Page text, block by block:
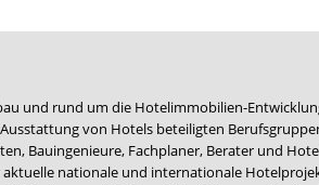
und rund um die Hotelimmobilien-
von Hotels beteiligten
Bauingenieure, Fachplaner, Berater und
nationale und internationale